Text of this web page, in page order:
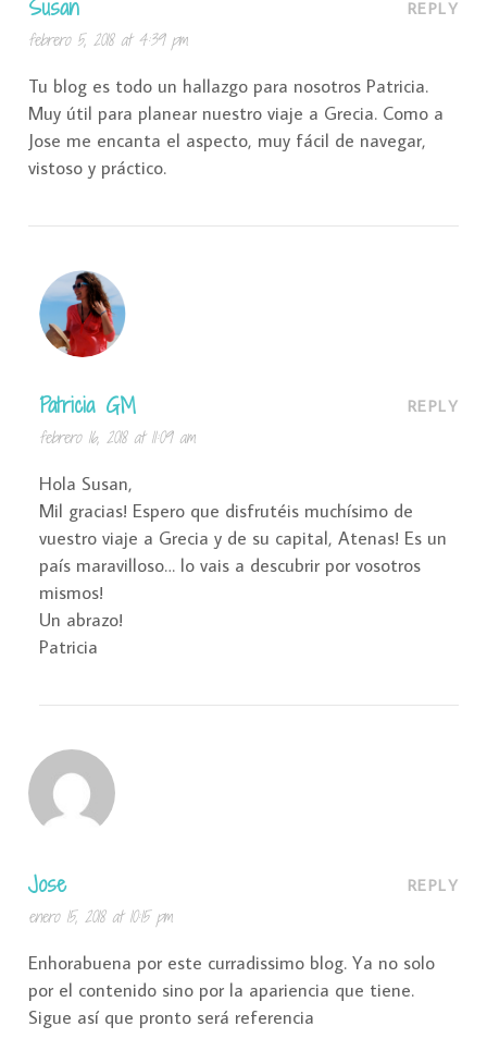
Susan
febrero 5, 2018 at 4:39 pm
REPLY
Tu blog es todo un hallazgo para nosotros Patricia.
Muy útil para planear nuestro viaje a Grecia. Como a
Jose me encanta el aspecto, muy fácil de navegar,
vistoso y práctico.
Patricia GM
febrero 16, 2018 at 11:09 am
REPLY
Hola Susan,
Mil gracias! Espero que disfrutéis muchísimo de
vuestro viaje a Grecia y de su capital, Atenas! Es un
país maravilloso… lo vais a descubrir por vosotros
mismos!
Un abrazo!
Patricia
Jose
enero 15, 2018 at 10:15 pm
REPLY
Enhorabuena por este curradissimo blog. Ya no solo
por el contenido sino por la apariencia que tiene.
Sigue así que pronto será referencia